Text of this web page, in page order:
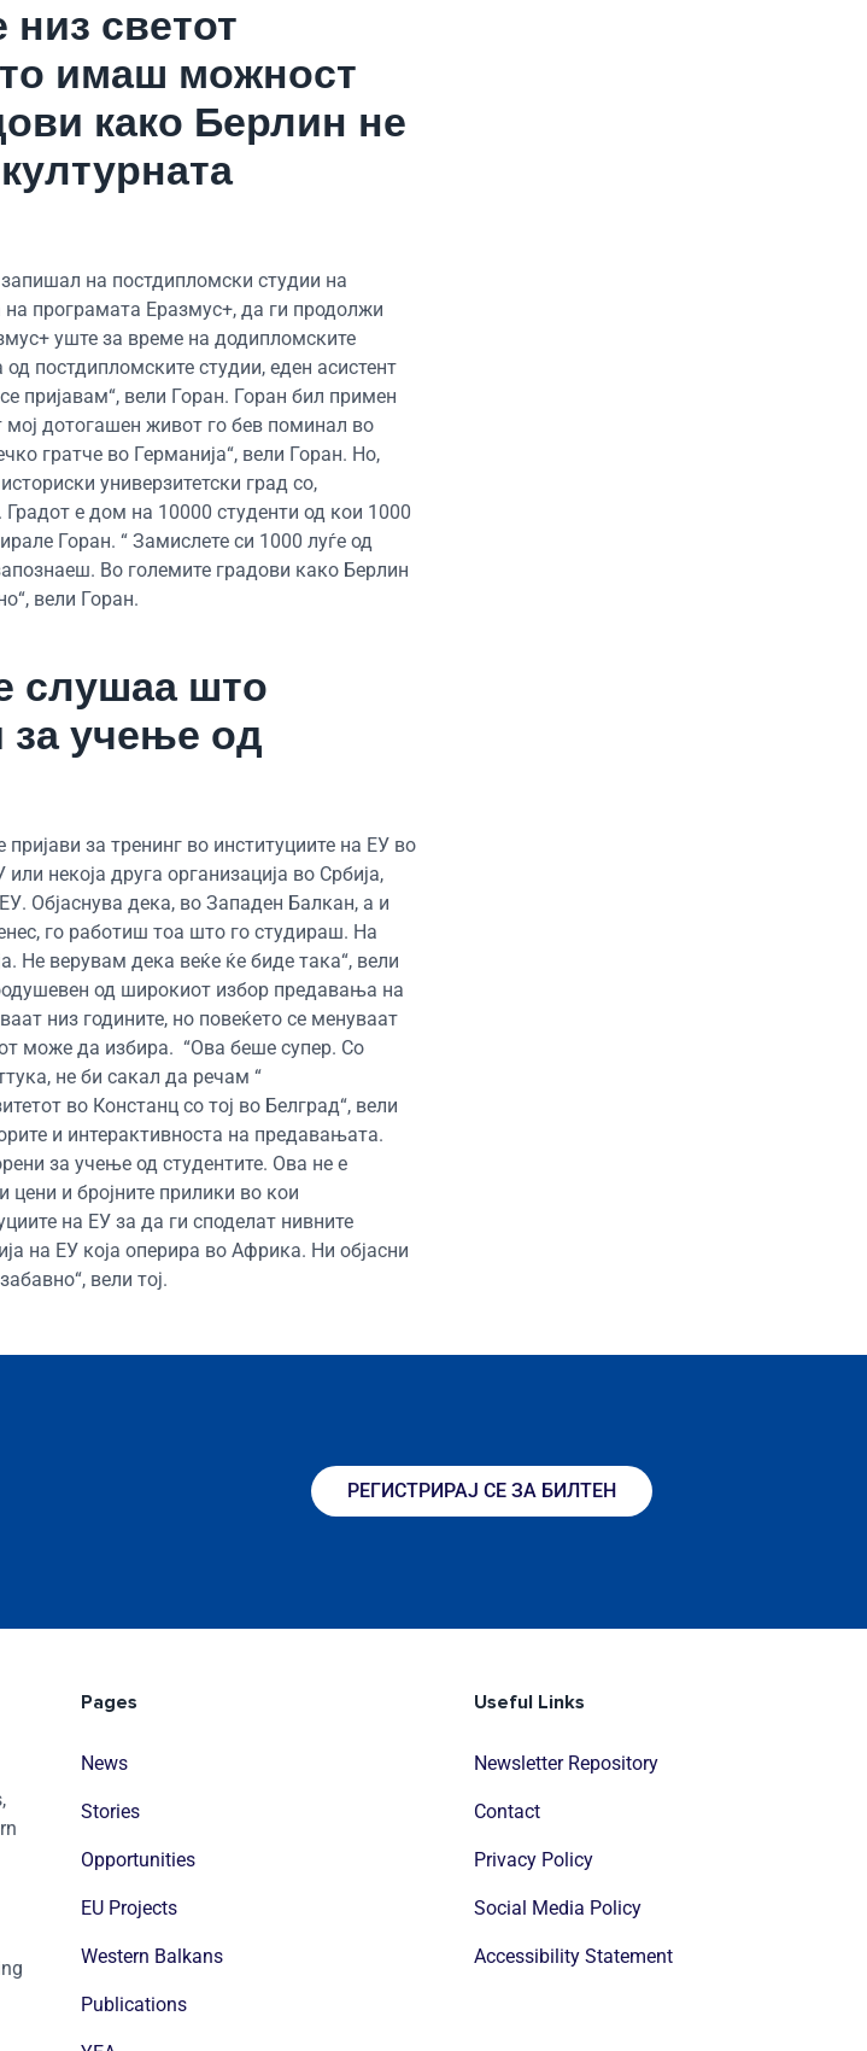
низ светот
имаш можност
како Берлин не
на постдипломски студии на
програмата Еразмус+, да ги продолжи
уште за време на додипломските
постдипломските студии, еден асистент
пријавам“, вели Горан. Горан бил примен
мој дотогашен живот го бев поминал во
гратче во Германија“, вели Горан. Но,
универзитетски град со,
е дом на 10000 студенти од кои 1000
Горан. “ Замислете си 1000 луѓе од
Во големите градови како Берлин
вели Горан.
слушаа што
за учење од
за тренинг во институциите на ЕУ во
некоја друга организација во Србија,
Објаснува дека, во Западен Балкан, а и
го работиш тоа што го студираш. На
верувам дека веќе ќе биде така“, вели
од широкиот избор предавања на
низ годините, но повеќето се менуваат
може да избира. “Ова беше супер. Со
не би сакал да речам “
во Констанц со тој во Белград“, вели
и интерактивноста на предавањата.
за учење од студентите. Ова не е
цени и бројните прилики во кои
на ЕУ за да ги споделат нивните
на ЕУ која оперира во Африка. Ни објасни
вели тој.
РЕГИСТРИРАЈ СЕ ЗА БИЛТЕН
Pages
News
Stories
Opportunities
EU Projects
Western Balkans
Publications
Useful Links
Newsletter Repository
Contact
Privacy Policy
Social Media Policy
Accessibility Statement